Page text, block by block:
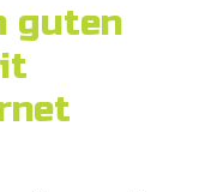
guten